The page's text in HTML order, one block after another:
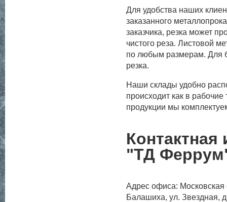
Для удобства наших
заказанного
заказчика, резка может
чистого реза. Листовой
по любым размерам. Для
резка.
Наши склады удобно
происходит как в
продукции мы
"ТД
Адрес офиса: Московская
Балашиха, ул. Звездная,